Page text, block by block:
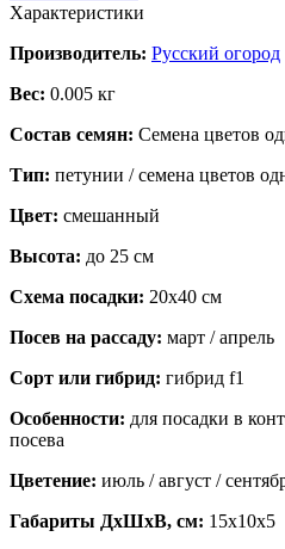
Характеристики
Производитель: Русский огород
Вес: 0.005 кг
Состав семян: Семена цветов
Тип: петунии / семена цветов
Цвет: смешанный
Высота: до 25 см
Схема посадки: 20х40 см
Посев на рассаду: март / апрель
Сорт или гибрид: гибрид f1
Особенности: для посадки в
посева
Цветение: июль / август /
Габариты ДхШхВ, см: 15x10x5